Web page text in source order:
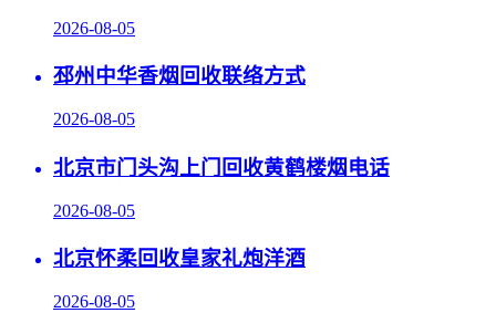
2026-08-05
邳州中华香烟回收联络方式
2026-08-05
北京市门头沟上门回收黄鹤楼烟电话
2026-08-05
北京怀柔回收皇家礼炮洋酒
2026-08-05